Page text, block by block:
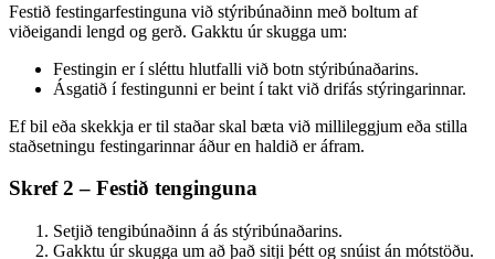
Festið festingarfestinguna við stýribúnaðinn með boltum af
viðeigandi lengd og gerð. Gakktu úr skugga um:
Festingin er í sléttu hlutfalli við botn stýribúnaðarins.
Ásgatið í festingunni er beint í takt við drifás stýringarinnar.
Ef bil eða skekkja er til staðar skal bæta við millileggjum eða stilla
staðsetningu festingarinnar áður en haldið er áfram.
Skref 2 – Festið tenginguna
Setjið tengibúnaðinn á ás stýribúnaðarins.
Gakktu úr skugga um að það sitji þétt og snúist án mótstöðu.